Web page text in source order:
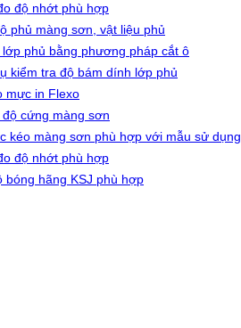
độ nhớt phù hợp
phủ màng sơn, vật liệu phủ
phủ bằng phương pháp cắt ô
kiểm tra độ bám dính lớp phủ
mực in Flexo
cứng màng sơn
kéo màng sơn phù hợp với mẫu sử dụng
độ nhớt phù hợp
bóng hãng KSJ phù hợp